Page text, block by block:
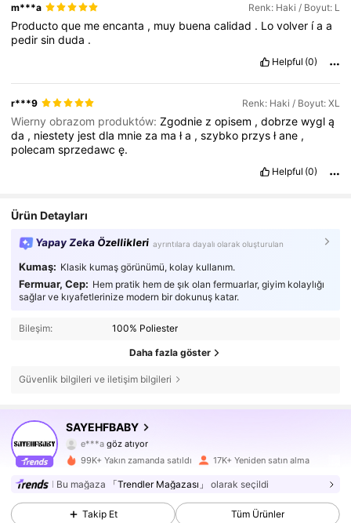
m***a Renk: Haki / Boyut: L
Productoque meencanta , muy buenacalidad . Lovolver íaa
pedirsinduda .
Helpful (0)
r***9 Renk: Haki / Boyut: XL
Wierny obrazom produktów:Zgodnie zopisem ,dobrzewyglą
da , niestety jestdla mnie za mała ,szybko przysłane ,
polecamsprzedawcę.
Helpful (0)
Ürün Detayları
Yapay Zeka Özellikleri ayrıntılara dayalı olarak oluşturulan
Kumaş: Klasik kumaş görünümü, kolay kullanım.
Fermuar, Cep: Hem pratik hem de şık olan fermuarlar, giyim kolaylığı
sağlar ve kıyafetlerinize modern bir dokunuş katar.
Bileşim: 100% Poliester
Daha fazla göster
Güvenlik bilgileri ve iletişim bilgileri
SAYEHFBABY
göz atıyor
4,81
54K Takipçiler
4,81 54K Takipçiler
99K+ Yakın zamanda satıldı 17K+ Yeniden satın alma
Bu mağaza 「Trendler Mağazası」 olarak seçildi
Takip Et Tüm Ürünler